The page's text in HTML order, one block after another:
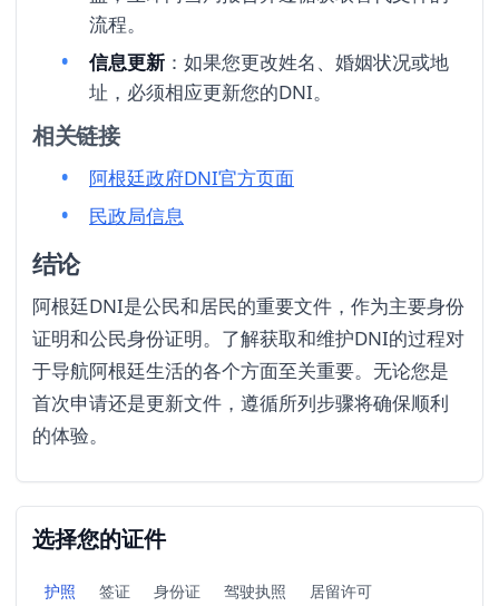
流程。
信息更新 ：如果您更改姓名、婚姻状况或地
址，必须相应更新您的DNI。
相关链接
阿根廷政府DNI官方页面
民政局信息
结论
阿根廷DNI是公民和居民的重要文件，作为主要身份
证明和公民身份证明。了解获取和维护DNI的过程对
于导航阿根廷生活的各个方面至关重要。无论您是
首次申请还是更新文件，遵循所列步骤将确保顺利
的体验。
选择您的证件
护照 签证 身份证 驾驶执照
居留许可